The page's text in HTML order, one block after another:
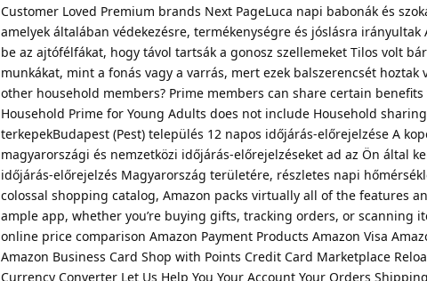
Customer Loved Premium brands Next PageLuca napi babonák és
amelyek általában védekezésre, termékenységre és jóslásra
be az ajtófélfákat, hogy távol tartsák a gonosz szellemeket Tilos volt
munkákat, mint a fonás vagy a varrás, mert ezek balszerencsét
other household members? Prime members can share certain
Household Prime for Young Adults does not include Household
terkepekBudapest (Pest) település 12 napos időjárás-előrejelzése A
magyarországi és nemzetközi időjárás-előrejelzéseket ad az Ön által
időjárás-előrejelzés Magyarország területére, részletes napi
colossal shopping catalog, Amazon packs virtually all of the features
ample app, whether you’re buying gifts, tracking orders, or scanning
online price comparison Amazon Payment Products Amazon Visa
Amazon Business Card Shop with Points Credit Card Marketplace
Currency Converter Let Us Help You Your Account Your Orders